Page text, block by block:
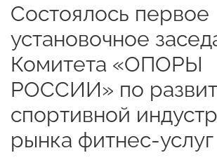
Состоялось первое
установочное
Комитета «ОПОРЫ
РОССИИ» по
спортивной
рынка фитнес-услуг